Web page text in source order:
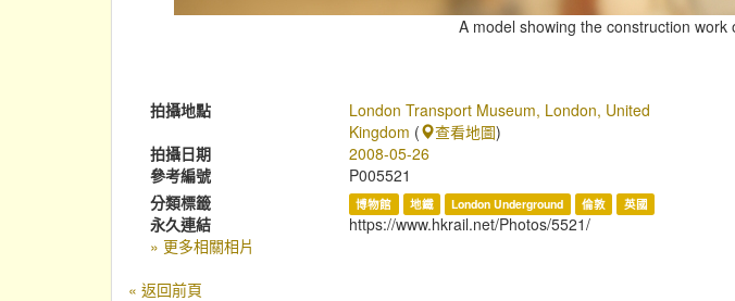
A model showing the construction
拍攝地點
London Transport Museum, London, United
Kingdom ( 查看地圖)
拍攝日期
2008-05-26
參考編號
P005521
分類標籤
博物館 地鐵 London Underground 倫敦 英國
永久連結
https://www.hkrail.net/Photos/5521/
» 更多相關相片
« 返回前頁